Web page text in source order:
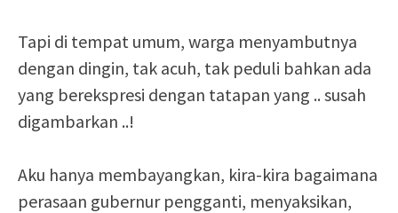
Tapi di tempat umum, warga menyambutnya
dengan dingin, tak acuh, tak peduli bahkan ada
yang berekspresi dengan tatapan yang .. susah
digambarkan ..!
Aku hanya membayangkan, kira-kira bagaimana
perasaan gubernur pengganti, menyaksikan,